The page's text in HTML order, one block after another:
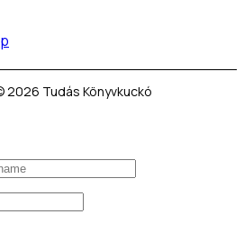
2026 Tudás Könyvkuckó